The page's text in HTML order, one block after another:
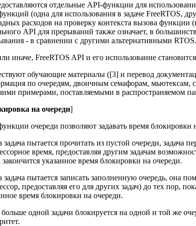
отдельные API-функции для
(одна для использования в задаче FreeRTOS,
расходов на проверку контекста вызова
API для прерываний также означает, в
- в сравнении с другими альтернативными RTOS.
иначе, FreeRTOS API и его использование
обучающие материалы ([3] и перевод
по очередям, двоичным семафорам, мьютексам,
примерами, поставляемыми в распространяемом
на очереди]
очереди позволяют задавать время блокировки
задача пытается прочитать из пустой очереди, задача
время, предоставляя другим задачам
закончится указанное время блокировки на очереди.
задача пытается записать заполненную очередь, она
предоставляя его для других задач) до тех пор,
время блокировки на очереди.
одной задачи блокируется на одной и той же